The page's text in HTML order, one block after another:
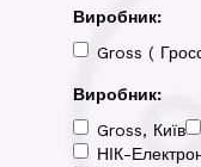
Виробник:
Gross (
Виробник:
Gross, Київ
НІК-